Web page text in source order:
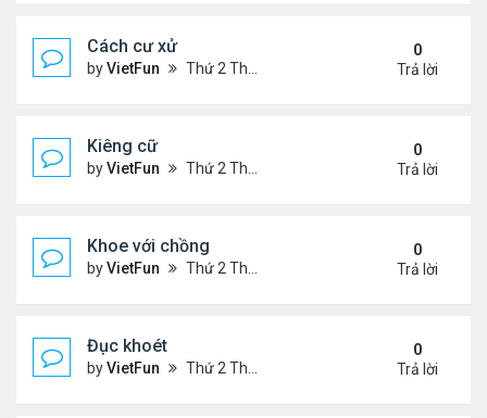
Cách cư xử
byVietFun Thứ 2 Tháng 1 03, 2022 9:08 pm
0
Trả lời
Kiêng cữ
byVietFun Thứ 2 Tháng 1 03, 2022 9:07 pm
0
Trả lời
Khoe với chồng
byVietFun Thứ 2 Tháng 1 03, 2022 9:06 pm
0
Trả lời
Đục khoét
byVietFun Thứ 2 Tháng 1 03, 2022 9:05 pm
0
Trả lời